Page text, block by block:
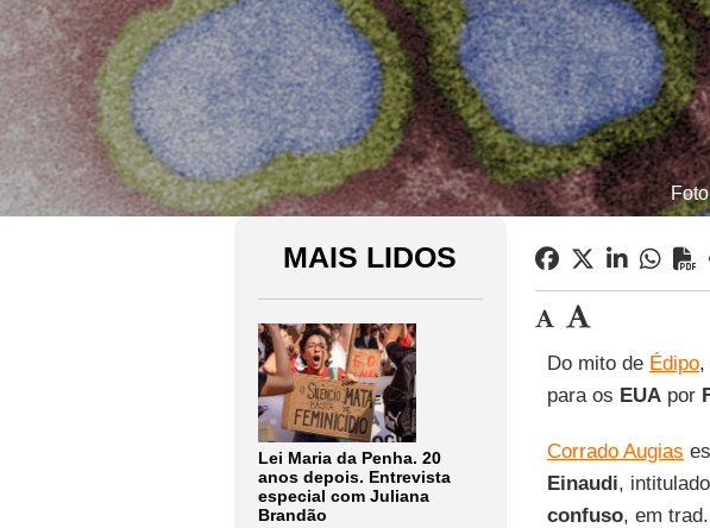
MAIS LIDOS
Lei Maria da Penha. 20
anos depois. Entrevista
especial com Juliana
Brandão
Do mito de Édipo,
para os EUApor
Corrado Augias
Einaudi, intitulado
confuso, em